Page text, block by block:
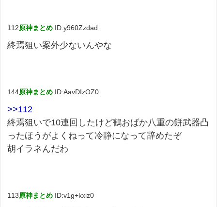
112原神まとめ ID:y960Zzdad
終焉狙い案外少ないんやな
144原神まとめ ID:AavDIzOZ0
>>112
終焉狙いで10連回したけど鶴おばか八重の餅武器凸
ったほうがよくねって冷静になって辞めたぞ
胡イラネんだわ
113原神まとめ ID:v1g+kxiz0